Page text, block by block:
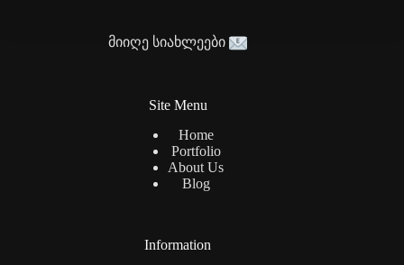
მიიღე სიახლეები
Site Menu
Home
Portfolio
About Us
Blog
Information